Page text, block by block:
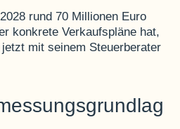
rund 70 Millionen Euro
konkrete Verkaufspläne hat,
mit seinem Steuerberater